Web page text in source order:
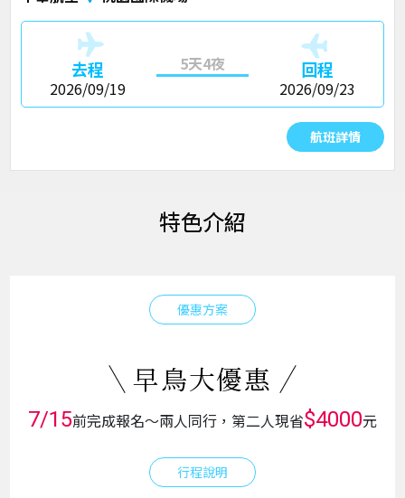
去程
2026/09/19
5天4夜 回程
2026/09/23
航班詳情
特色介紹
優惠方案
早鳥大優惠
7/15前完成報名～兩人同行，第二人現省$4000元
行程說明